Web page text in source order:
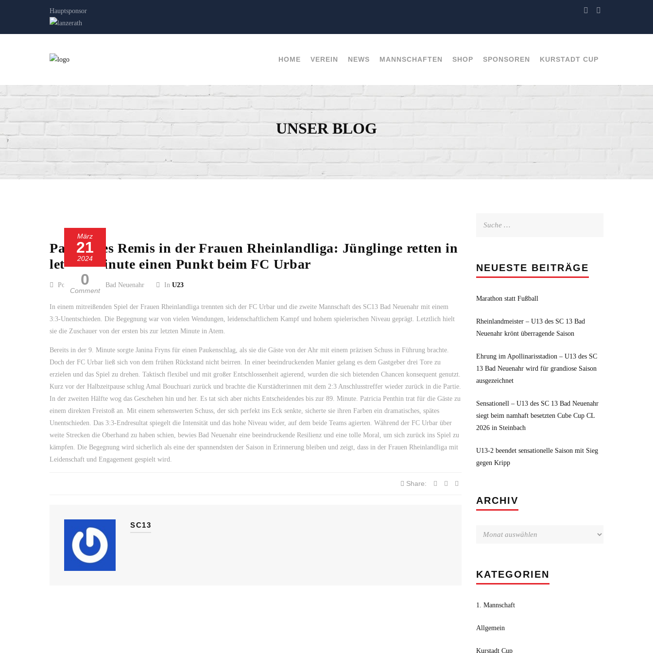
Hauptsponsor
HOME VEREIN NEWS MANNSCHAFTEN SHOP SPONSOREN KURSTADT CUP
UNSER BLOG
März
21
2024
0
Comment
Packendes Remis in der Frauen Rheinlandliga: Jünglinge retten in
letzter Minute einen Punkt beim FC Urbar
Posted by SC 13 Bad Neuenahr In U23
In einem mitreißenden Spiel der Frauen Rheinlandliga trennten sich der FC Urbar und die zweite Mannschaft des SC13 Bad Neuenahr mit einem
3:3-Unentschieden. Die Begegnung war von vielen Wendungen, leidenschaftlichem Kampf und hohem spielerischen Niveau geprägt. Letztlich hielt
sie die Zuschauer von der ersten bis zur letzten Minute in Atem.
Bereits in der 9. Minute sorgte Janina Fryns für einen Paukenschlag, als sie die Gäste von der Ahr mit einem präzisen Schuss in Führung brachte.
Doch der FC Urbar ließ sich von dem frühen Rückstand nicht beirren. In einer beeindruckenden Manier gelang es dem Gastgeber drei Tore zu
erzielen und das Spiel zu drehen. Taktisch flexibel und mit großer Entschlossenheit agierend, wurden die sich bietenden Chancen konsequent genutzt.
Kurz vor der Halbzeitpause schlug Amal Bouchuari zurück und brachte die Kurstädterinnen mit dem 2:3 Anschlusstreffer wieder zurück in die Partie.
In der zweiten Hälfte wog das Geschehen hin und her. Es tat sich aber nichts Entscheidendes bis zur 89. Minute. Patricia Penthin trat für die Gäste zu
einem direkten Freistoß an. Mit einem sehenswerten Schuss, der sich perfekt ins Eck senkte, sicherte sie ihren Farben ein dramatisches, spätes
Unentschieden. Das 3:3-Endresultat spiegelt die Intensität und das hohe Niveau wider, auf dem beide Teams agierten. Während der FC Urbar über
weite Strecken die Oberhand zu haben schien, bewies Bad Neuenahr eine beeindruckende Resilienz und eine tolle Moral, um sich zurück ins Spiel zu
kämpfen. Die Begegnung wird sicherlich als eine der spannendsten der Saison in Erinnerung bleiben und zeigt, dass in der Frauen Rheinlandliga mit
Leidenschaft und Engagement gespielt wird.
Share:
SC13
NEUESTE BEITRÄGE
Marathon statt Fußball
Rheinlandmeister – U13 des SC 13 Bad
Neuenahr krönt überragende Saison
Ehrung im Apollinarisstadion – U13 des SC
13 Bad Neuenahr wird für grandiose Saison
ausgezeichnet
Sensationell – U13 des SC 13 Bad Neuenahr
siegt beim namhaft besetzten Cube Cup CL
2026 in Steinbach
U13-2 beendet sensationelle Saison mit Sieg
gegen Kripp
ARCHIV
KATEGORIEN
1. Mannschaft
Allgemein
Kurstadt Cup